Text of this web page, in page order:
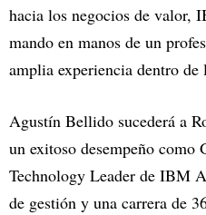
hacia los negocios de valor,
mando en manos de un
amplia experiencia dentro de
Agustín Bellido sucederá a
un exitoso desempeño como
Technology Leader de IBM
de gestión y una carrera de